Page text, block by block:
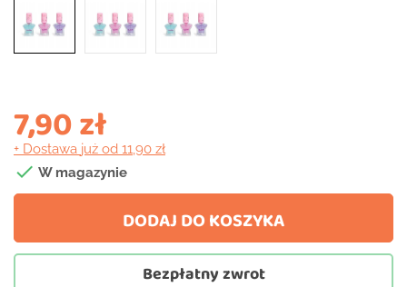
7,90 zł
+ Dostawa już od 11,90 zł
 W magazynie
DODAJ DO KOSZYKA
Bezpłatny zwrot